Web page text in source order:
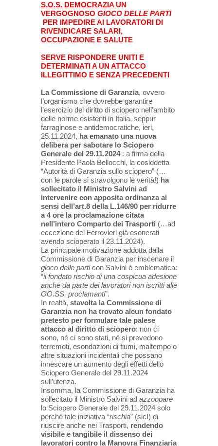
S.O.S. DEMOCRAZIA UN
VERGOGNOSO GIOCO DELLE PARTI
PER IMPEDIRE AI LAVORATORI DI
RIVENDICARE SALARI,
OCCUPAZIONE E SALUTE
SERVE RISPONDERE UNITI E
DETERMINATIA UN ATTACCO
ILLEGITTIMO E SENZA PRECEDENTI
La Commissione di Garanzia, ovvero
l’organismo che dovrebbe garantire
l’esercizio del diritto di sciopero nell’ambito
delle norme esistenti in Italia, seppur
farraginose e antidemocratiche, ieri,
25.11.2024, ha emanato una nuova
delibera per sabotare lo Sciopero
Generale del 29.11.2024: a firma della
Presidente Paola Bellocchi, la cosiddetta
“Autorità di Garanzia sullo sciopero” (…
con le parole si stravolgono le verità!) ha
sollecitato il Ministro Salvini ad
intervenire con apposita ordinanza ai
sensi dell’art.8 della L.146/90 per ridurre
a 4 ore la proclamazione citata
nell’intero Comparto dei Trasporti (…ad
eccezione dei Ferrovieri già esonerati
avendo scioperato il 23.11.2024).
La principale motivazione addotta dalla
Commissione di Garanzia per inscenare il
gioco delle particon Salvini è emblematica:
“il fondato rischio di una cospicua adesione
anche da parte dei lavoratori non iscritti alle
OO.SS. proclamanti”.
In realtà, stavolta la Commissione di
Garanzia non ha trovato alcun fondato
pretesto per formulare tale palese
attacco al diritto di sciopero: non ci
sono, né ci sono stati, né si prevedono
terremoti, esondazioni di fiumi, maltempo o
altre situazioni incidentali che possano
innescare un aumento degli effetti dello
Sciopero Generale del 29.11.2024
sull’utenza.
Insomma, la Commissione di Garanzia ha
sollecitato il Ministro Salvini ad azzoppare
lo Sciopero Generale del 29.11.2024 solo
perché tale iniziativa “rischia” (sic!) di
riuscire anche nei Trasporti, rendendo
visibile e tangibile il dissenso dei
lavoratori contro la Manovra Finanziaria